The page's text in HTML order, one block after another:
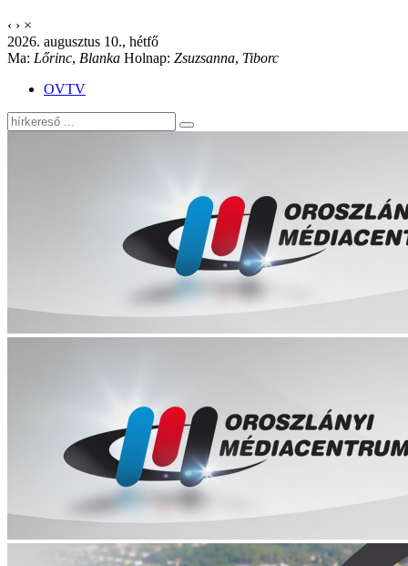
‹ › ×
2026. augusztus 10., hétfő
Ma: Lőrinc, Blanka Holnap: Zsuzsanna, Tiborc
OVTV